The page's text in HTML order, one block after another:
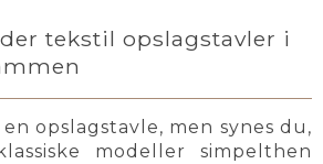
tekstil opslagstavler i
opslagstavle, men synes du,
modeller simpelthen